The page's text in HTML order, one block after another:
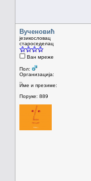
Вученовић
језикословац
староседелац
Ван мреже
Пол:
Организација:
Име и презиме:
Поруке: 889